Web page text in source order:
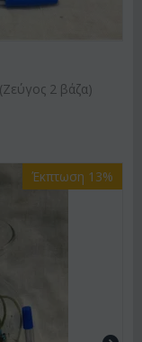
2 βάζα)
Έκπτωση 13%